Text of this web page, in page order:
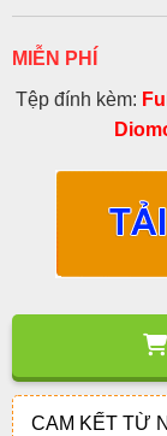
0
of
MIỄN PHÍ
Tệp đính kèm:
CAM KẾT TỪ